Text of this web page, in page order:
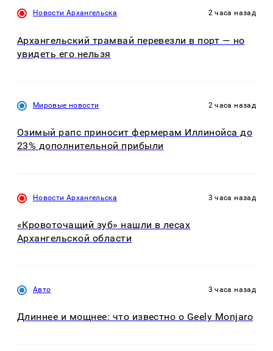
Новости Архангельска 2 часа назад
Архангельский трамвай перевезли в порт — но
увидеть его нельзя
Мировые новости 2 часа назад
Озимый рапс приносит фермерам Иллинойса до
23% дополнительной прибыли
Новости Архангельска 3 часа назад
«Кровоточащий зуб» нашли в лесах
Архангельской области
Авто 3 часа назад
Длиннее и мощнее: что известно о Geely Monjaro